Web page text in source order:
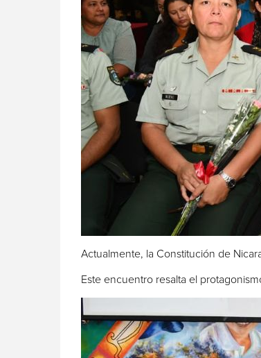
Actualmente, la Constitución de
Este encuentro resalta el